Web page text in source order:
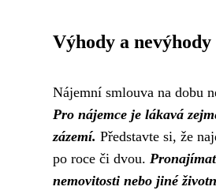
Výhody a nevýhody
Nájemní smlouva na dobu
Pro nájemce je lákavá
zázemí. Představte si, že
po roce či dvou.
nemovitosti nebo jiné